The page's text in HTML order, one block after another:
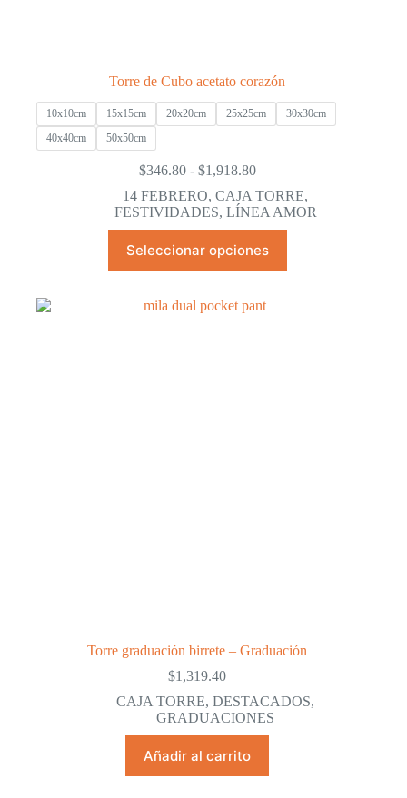
Torre de Cubo acetato corazón
10x10cm 15x15cm 20x20cm 25x25cm
30x30cm
40x40cm
50x50cm
$346.80 - $1,918.80Rango
precios:
desde
hasta
$1,918.80
14 FEBRERO,CAJA TORRE,
FESTIVIDADES, LÍNEA AMOR
Seleccionar opciones
producto
tiene
variantes.
Torre graduación birrete – Graduación
$1,319.40
CAJA TORRE,DESTACADOS,
GRADUACIONES
Añadir al carrito